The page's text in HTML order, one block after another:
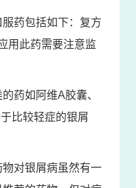
药包括如下：复方
用此药需要注意监
药如阿维A胶囊、
比较轻症的银屑
对银屑病虽然有一